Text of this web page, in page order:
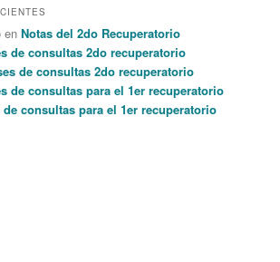
enNotas del 2do Recuperatorio
de consultas 2do recuperatorio
de consultas 2do recuperatorio
de consultas para el 1er recuperatorio
de consultas para el 1er recuperatorio